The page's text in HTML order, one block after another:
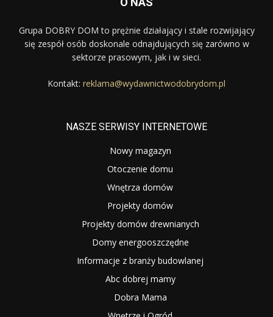
Grupa DOBRY DOM to prężnie działający i stale rozwijający
się zespół osób doskonale odnajdujących się zarówno w
sektorze prasowym, jak i w sieci.
Kontakt: reklama@wydawnictwodobrydom.pl
NASZE SERWISY INTERNETOWE
Nowy magazyn
Otoczenie domu
Wnętrza domów
Projekty domów
Projekty domów drewnianych
Domy energooszczędne
Informacje z branży budowlanej
Abc dobrej mamy
Dobra Mama